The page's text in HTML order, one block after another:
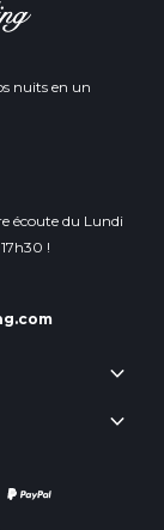
nuits en un
écoute du Lundi
!
keyboard_arrow_down
keyboard_arrow_down